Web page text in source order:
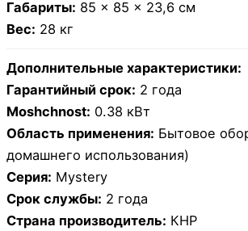
Габариты: 85 × 85 × 23,6 см
Вес: 28 кг
Дополнительные характеристики:
Гарантийный срок: 2 года
Moshchnost: 0.38 кВт
Область применения: Бытовое
домашнего использования)
Серия: Mystery
Срок службы: 2 года
Страна производитель: КНР